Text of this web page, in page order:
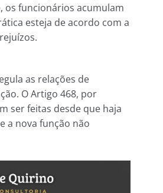
os funcionários acumulam
esteja de acordo com a
as relações de
O Artigo 468, por
ser feitas desde que haja
a nova função não